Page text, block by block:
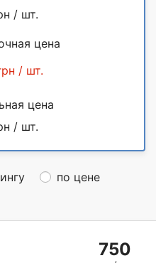
/ шт.
цена
/ шт.
цена
/ шт.
по цене
750